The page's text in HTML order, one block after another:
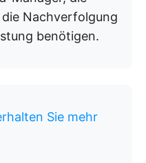
Nachverfolgung
benötigen.
Sie mehr